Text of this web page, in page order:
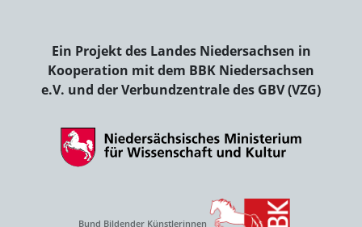
Ein Projekt des Landes Niedersachsen in
Kooperation mit dem BBK Niedersachsen
e.V. und der Verbundzentrale des GBV (VZG)
Bund Bildender Künstlerinnen